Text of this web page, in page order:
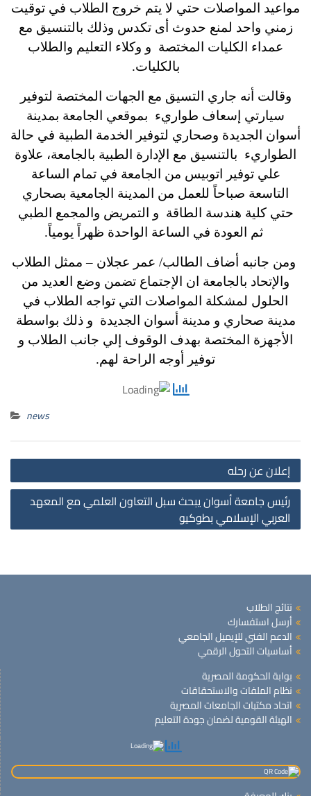
مواعيد المواصلات حتي لا يتم خروج الطلاب في توقيت
زمني واحد لمنع حدوث أى تكدس وذلك بالتنسيق مع
عمداء الكليات المختصة و وكلاء التعليم والطلاب
بالكليات.
وقالت أنه جاري التسيق مع الجهات المختصة لتوفير
سيارتي إسعاف طواريء بموقعي الجامعة بمدينة
أسوان الجديدة وصحاري لتوفير الخدمة الطبية في حالة
الطواريء بالتنسيق مع الإدارة الطبية بالجامعة، علاوة
علي توفير اتوبيس من الجامعة في تمام الساعة
التاسعة صباحاً للعمل من المدينة الجامعية بصحاري
حتي كلية هندسة الطاقة و التمريض والمجمع الطبي
ثم العودة في الساعة الواحدة ظهراً يومياً.
ومن جانبه أضاف الطالب/ عمر عجلان – ممثل الطلاب
والإتحاد بالجامعة ان الإجتماع تضمن وضع العديد من
الحلول لمشكلة المواصلات التي تواجه الطلاب في
مدينة صحاري و مدينة أسوان الجديدة و ذلك بواسطة
الأجهزة المختصة بهدف الوقوف إلي جانب الطلاب و
توفير أوجه الراحة لهم.
news
إعلان عن رحله
رئيس جامعة أسوان يبحث سبل التعاون العلمي مع المعهد
العربي الإسلامي بطوكيو
نتائج الطلاب
أرسل استفسارك
الدعم الفني للإيميل الجامعي
أساسيات التحول الرقمي
بوابة الحكومة المصرية
نظام الملفات والاستحقاقات
اتحاد مكتبات الجامعات المصرية
الهيئة القومية لضمان جودة التعليم